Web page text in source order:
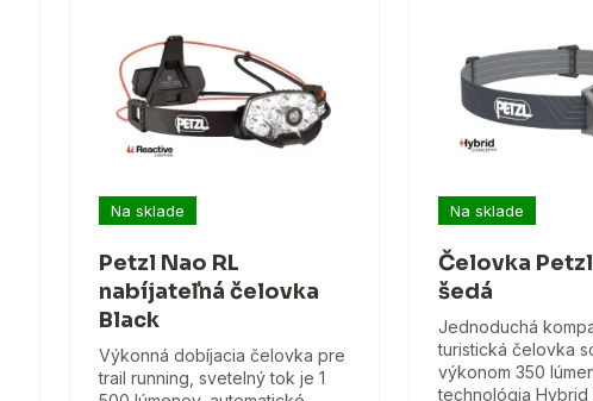
Na sklade
Petzl Nao RL
nabíjateľná čelovka
Black
Výkonná dobíjacia čelovka pre
trail running, svetelný tok je 1
Na sklade
Čelovka
šedá
Jednoduchá
turistická čelovka
výkonom 350
technológia Hybrid